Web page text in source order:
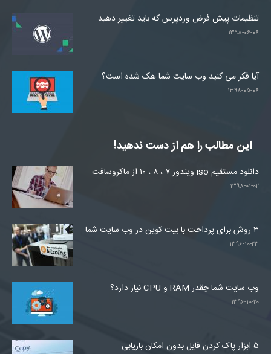
تنظیمات پیش فرض وردپرس که باید تغییر دهید
۱۳۹۸-۰۶-۰۶
آیا فکر می کنید وب سایت شما هک شده است؟
۱۳۹۸-۰۵-۰۶
این مطالب را هم از دست ندهید!
دانلود مستقیم iso ویندوز ۷ ، ۸ ، ۱۰ از ماکروسافت
۱۳۹۸-۰۱-۰۲
۳ روش برای پرداخت با بیت کوین در وب سایت شما
۱۳۹۶-۱۰-۲۳
وب سایت شما چقدر RAM و CPU نیاز دارد؟
۱۳۹۶-۱۰-۲۰
۵ ابزار پاک کردن فایل بدون امکان بازیابی